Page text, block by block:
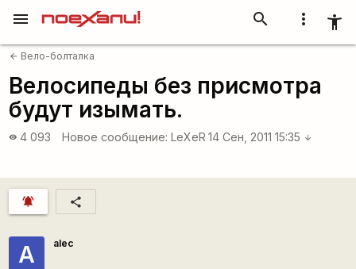
more_vert accessibility_new
search
menu
arrow_back Вело-болталка
Велосипеды без присмотра
будут изымать.
visibility 4 093 Новое сообщение: LeXeR 14 Сен, 2011 15:35 arrow_downward
notifications_active share
А alec